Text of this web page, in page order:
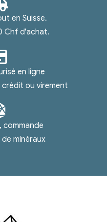
en Suisse.
Chf d'achat.
en ligne
ou virement
commande
minéraux